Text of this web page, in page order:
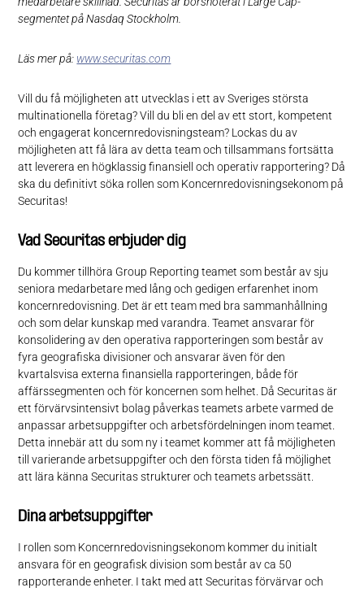
segmentet på Nasdaq Stockholm.
Läs mer på: www.securitas.com
Vill du få möjligheten att utvecklas i ett av Sveriges största
multinationella företag? Vill du bli en del av ett stort, kompetent
och engagerat koncernredovisningsteam? Lockas du av
möjligheten att få lära av detta team och tillsammans fortsätta
att leverera en högklassig finansiell och operativ rapportering? Då
ska du definitivt söka rollen som Koncernredovisningsekonom på
Securitas!
Vad Securitas erbjuder dig
Du kommer tillhöra Group Reporting teamet som består av sju
seniora medarbetare med lång och gedigen erfarenhet inom
koncernredovisning. Det är ett team med bra sammanhållning
och som delar kunskap med varandra. Teamet ansvarar för
konsolidering av den operativa rapporteringen som består av
fyra geografiska divisioner och ansvarar även för den
kvartalsvisa externa finansiella rapporteringen, både för
affärssegmenten och för koncernen som helhet. Då Securitas är
ett förvärvsintensivt bolag påverkas teamets arbete varmed de
anpassar arbetsuppgifter och arbetsfördelningen inom teamet.
Detta innebär att du som ny i teamet kommer att få möjligheten
till varierande arbetsuppgifter och den första tiden få möjlighet
att lära känna Securitas strukturer och teamets arbetssätt.
Dina arbetsuppgifter
I rollen som Koncernredovisningsekonom kommer du initialt
ansvara för en geografisk division som består av ca 50
rapporterande enheter. I takt med att Securitas förvärvar och